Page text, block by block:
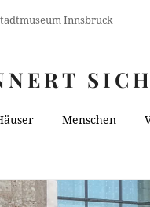
Innsbruck
SICH
Menschen